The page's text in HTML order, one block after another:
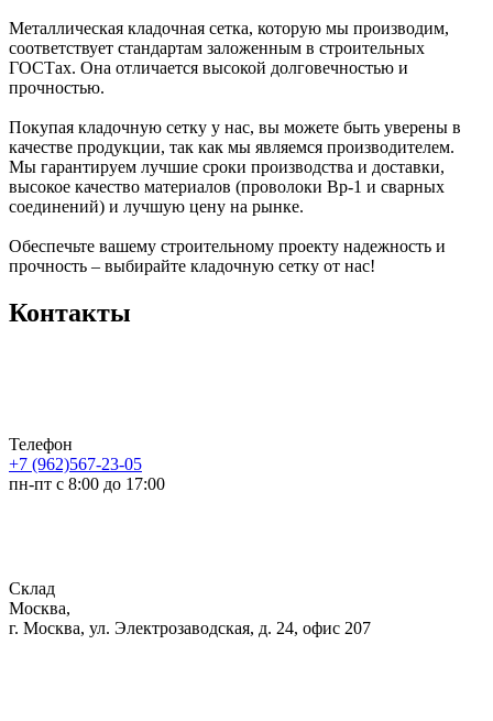
Металлическая кладочная сетка, которую мы производим,
соответствует стандартам заложенным в строительных
ГОСТах. Она отличается высокой долговечностью и
прочностью.
Покупая кладочную сетку у нас, вы можете быть уверены в
качестве продукции, так как мы являемся производителем.
Мы гарантируем лучшие сроки производства и доставки,
высокое качество материалов (проволоки Вр-1 и сварных
соединений) и лучшую цену на рынке.
Обеспечьте вашему строительному проекту надежность и
прочность – выбирайте кладочную сетку от нас!
Контакты
Телефон
+7 (962)567-23-05
пн-пт с 8:00 до 17:00
Склад
Москва,
г. Москва, ул. Электрозаводская, д. 24, офис 207